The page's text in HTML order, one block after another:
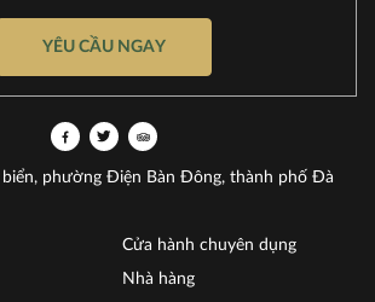
YÊU CẦU NGAY
phường Điện Bàn Đông, thành phố Đà
Cửa hành chuyên dụng
Nhà hàng